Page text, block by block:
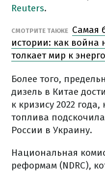
Reuters.
СМОТРИТЕ ТАКЖЕ Самая
истории: как война
толкает мир к
Более того,
дизель в Китае
к кризису 2022 года,
топлива
России в Украину.
Национальная
реформам (NDRC),